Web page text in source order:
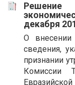
декабря
О
сведения,
признании
Комиссии